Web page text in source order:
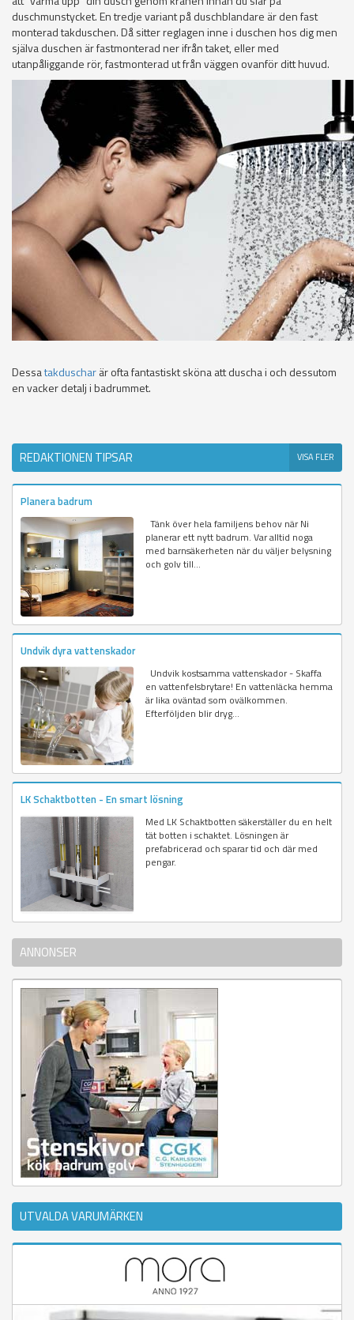
duschmunstycket. En tredje variant på duschblandare är den fast
monterad takduschen. Då sitter reglagen inne i duschen hos dig men
själva duschen är fastmonterad ner ifrån taket, eller med
utanpåliggande rör, fastmonterad ut från väggen ovanför ditt huvud.
Dessatakduscharär ofta fantastiskt sköna att duscha i och dessutom
en vacker detalj i badrummet.
REDAKTIONEN TIPSAR VISA FLER
Planera badrum
Tänk över hela familjens behov när Ni
planerar ett nytt badrum. Var alltid noga
med barnsäkerheten när du väljer belysning
och golv till...
Undvik dyra vattenskador
Undvik kostsamma vattenskador - Skaffa
en vattenfelsbrytare! En vattenläcka hemma
är lika oväntad som ovälkommen.
Efterföljden blir dryg...
LK Schaktbotten - En smart lösning
Med LK Schaktbotten säkerställer du en helt
tät botten i schaktet. Lösningen är
prefabricerad och sparar tid och där med
pengar.
ANNONSER
UTVALDA VARUMÄRKEN